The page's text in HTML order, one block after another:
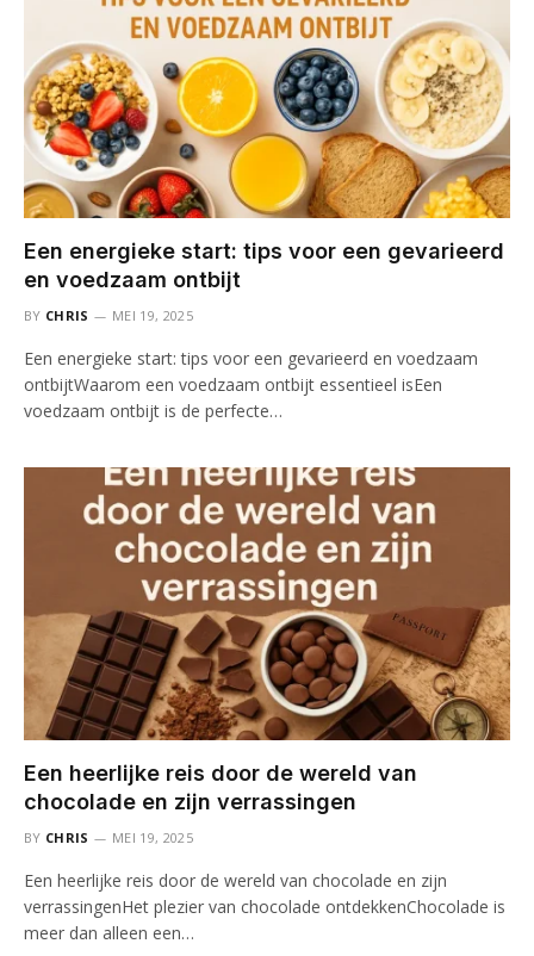
Een energieke start: tips voor een gevarieerd
en voedzaam ontbijt
BY CHRIS MEI 19, 2025
Een energieke start: tips voor een gevarieerd en voedzaam
ontbijtWaarom een voedzaam ontbijt essentieel isEen
voedzaam ontbijt is de perfecte…
Een heerlijke reis door de wereld van
chocolade en zijn verrassingen
BY CHRIS MEI 19, 2025
Een heerlijke reis door de wereld van chocolade en zijn
verrassingenHet plezier van chocolade ontdekkenChocolade is
meer dan alleen een…